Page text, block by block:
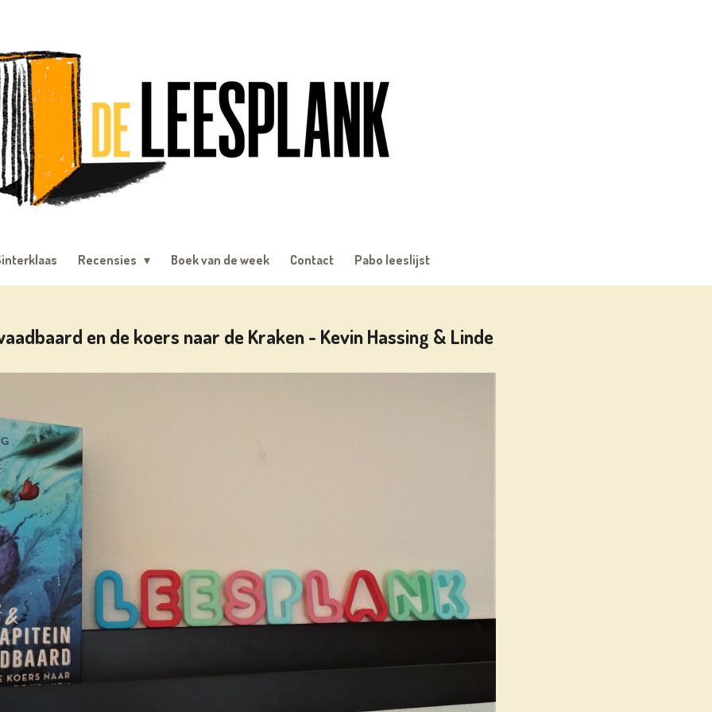
Recensies Boek van de week Contact Pabo leeslijst
en de koers naar de Kraken - Kevin Hassing & Linde